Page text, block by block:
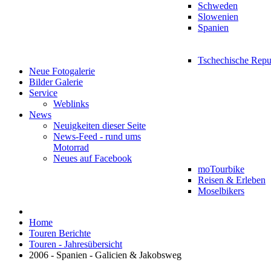
Schweden
Slowenien
Spanien
Tschechische
Neue Fotogalerie
Bilder Galerie
Service
Weblinks
News
Neuigkeiten dieser Seite
News-Feed - rund ums
Motorrad
Neues auf Facebook
moTourbike
Reisen & Erleben
Moselbikers
Home
Touren Berichte
Touren - Jahresübersicht
2006 - Spanien - Galicien & Jakobsweg